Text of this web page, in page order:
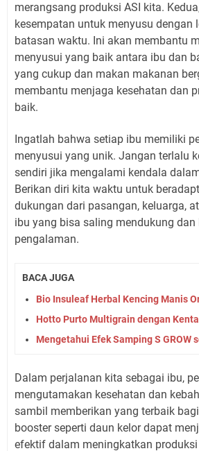
merangsang produksi ASI kita.
kesempatan untuk menyusu dengan
batasan waktu. Ini akan membantu
menyusui yang baik antara ibu dan
yang cukup dan makan makanan
membantu menjaga kesehatan dan
baik.
Ingatlah bahwa setiap ibu memiliki
menyusui yang unik. Jangan terlalu
sendiri jika mengalami kendala
Berikan diri kita waktu untuk
dukungan dari pasangan, keluarga,
ibu yang bisa saling mendukung dan
pengalaman.
BACA JUGA
Bio Insuleaf Herbal Kencing Manis
Hotto Purto Multigrain dengan
Mengetahui Efek Samping S GROW
Dalam perjalanan kita sebagai ibu,
mengutamakan kesehatan dan
sambil memberikan yang terbaik
booster seperti daun kelor dapat
efektif dalam meningkatkan produksi